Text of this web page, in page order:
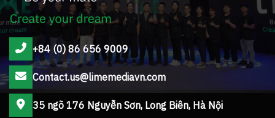
+84 (0) 86 656 9009
Contact.us@limemediavn.com
35 ngõ 176 Nguyễn Sơn, Long Biên, Hà Nội